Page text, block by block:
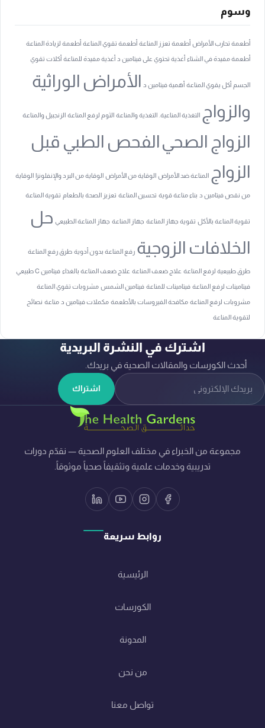
وسوم
أطعمة تحارب الأمراض أطعمة تعزز المناعة أطعمة تقوي المناعة أطعمة لزيادة المناعة
أطعمة مفيدة في الشتاء أغذية تحتوي على فيتامين د أغذية مفيدة للمناعة أكلات تقوي
الجسم أكل يقوي المناعة أهمية فيتامين د الأمراض الوراثية
والزواج
التغذية المناعية. التغذية والمناعة الثوم لرفع المناعة الزنجبيل والمناعة
الزواج الصحيالفحص الطبي قبل
الزواج
المناعة ضد الأمراض الوقاية من الأمراض الوقاية من البرد والإنفلونزا الوقاية
من نقص فيتامين د بناء مناعة قوية تحسين المناعة تعزيز الصحة بالطعام تقوية المناعة
تقوية المناعة بالأكل تقوية جهاز المناعة جهاز المناعة جهاز المناعة الطبيعي حل
الخلافات الزوجية رفع المناعة بدون أدوية طرق رفع المناعة
طرق طبيعية لرفع المناعة علاج ضعف المناعة علاج ضعف المناعة بالغذاء فيتامين C طبيعي
فيتامينات لرفع المناعة فيتامينات للمناعة فيتامين الشمس مشروبات تقوي المناعة
مشروبات لرفع المناعة مكافحة الفيروسات بالأطعمة مكملات فيتامين د مناعة نصائح
لتقوية المناعة
اشترك في النشرة البريدية
أحدث الكورسات والمقالات الصحية في بريدك.
البريد الإلكتروني
اشتراك
مجموعة من الخبراء في مختلف العلوم الصحية — نقدّم دورات
تدريبية وخدمات علمية وتثقيفاً صحياً موثوقاً.
روابط سريعة
الرئيسية
الكورسات
المدونة
من نحن
تواصل معنا